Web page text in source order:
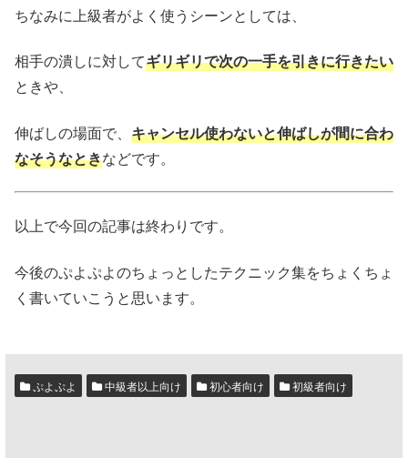
ちなみに上級者がよく使うシーンとしては、
相手の潰しに対してギリギリで次の一手を引きに行きたい
ときや、
伸ばしの場面で、 キャンセル使わないと伸ばしが間に合わ
なそうなときなどです。
以上で今回の記事は終わりです。
今後のぷよぷよのちょっとしたテクニック集をちょくちょ
く書いていこうと思います。
ぷよぷよ 中級者以上向け 初心者向け 初級者向け